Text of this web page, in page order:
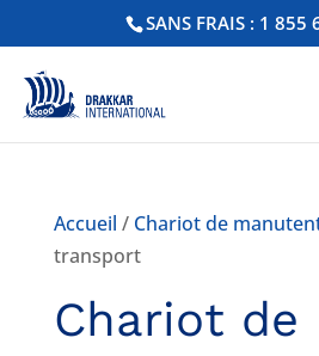
SANS FRAIS : 1 855
Accueil / Chariot de
transport
Chariot de